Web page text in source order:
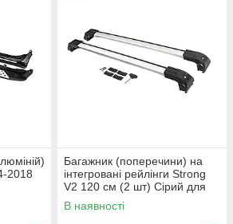
2018
Багажник (поперечини) на
інтегровані рейлінги Strong
V2 120 см (2 шт) Сірий для
бмв X4 F-26 2014-2018 рр
В наявності